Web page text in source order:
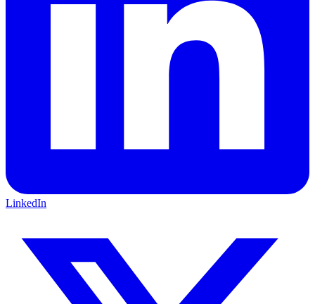
LinkedIn